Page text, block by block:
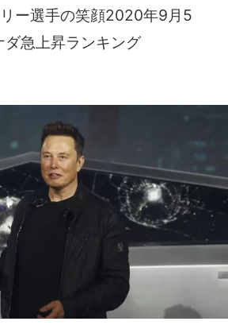
ー選手の笑顔2020年9月5
ダ急上昇ランキング